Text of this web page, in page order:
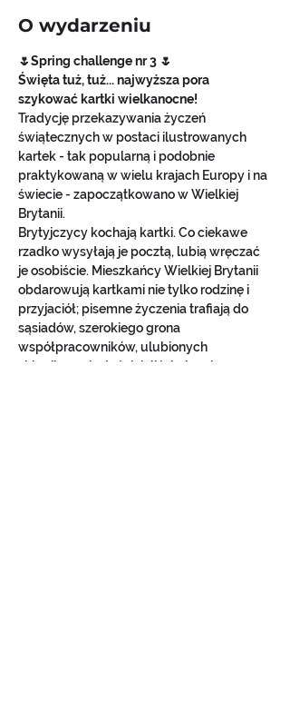
O wydarzeniu
🌷Spring challenge nr 3 🌷
Święta tuż, tuż...najwyższa pora
szykować kartki wielkanocne!
Tradycję przekazywania życzeń
świątecznych w postaci ilustrowanych
kartek - tak popularną i podobnie
praktykowaną w wielu krajach Europy i na
świecie - zapoczątkowano w Wielkiej
Brytanii.
Brytyjczycy kochają kartki. Co ciekawe
rzadko wysyłają je pocztą, lubią wręczać
je osobiście. Mieszkańcy Wielkiej Brytanii
obdarowują kartkami nie tylko rodzinę i
przyjaciół; pisemne życzenia trafiają do
sąsiadów, szerokiego grona
współpracowników, ulubionych
sklepikarzy i właścicieli lokalnych